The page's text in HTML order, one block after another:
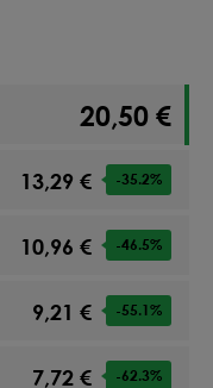
20,50 €
13,29 € -35.2%
10,96 € -46.5%
9,21 € -55.1%
7,72 € -62.3%